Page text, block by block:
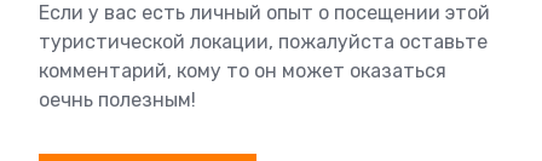
Если у вас есть личный опыт о посещении этой
туристической локации, пожалуйста оставьте
комментарий, кому то он может оказаться
оечнь полезным!